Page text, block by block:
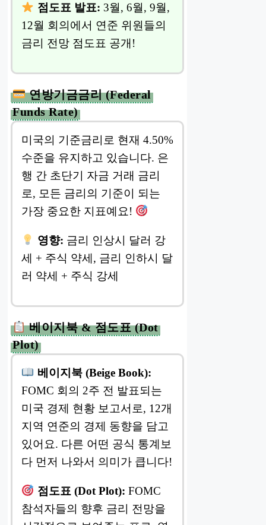
점도표 발표: 3월, 6월, 9월,
12월 회의에서 연준 위원들의
금리 전망 점도표 공개!
연방기금금리 (Federal
Funds Rate)
미국의 기준금리로 현재 4.50%
수준을 유지하고 있습니다. 은
행 간 초단기 자금 거래 금리
로, 모든 금리의 기준이 되는
가장 중요한 지표예요!
영향: 금리 인상시 달러 강
세 + 주식 약세, 금리 인하시 달
러 약세 + 주식 강세
베이지북 & 점도표 (Dot
Plot)
베이지북 (Beige Book):
FOMC 회의 2주 전 발표되는
미국 경제 현황 보고서로, 12개
지역 연준의 경제 동향을 담고
있어요. 다른 어떤 공식 통계보
다 먼저 나와서 의미가 큽니다!
점도표 (Dot Plot): FOMC
참석자들의 향후 금리 전망을